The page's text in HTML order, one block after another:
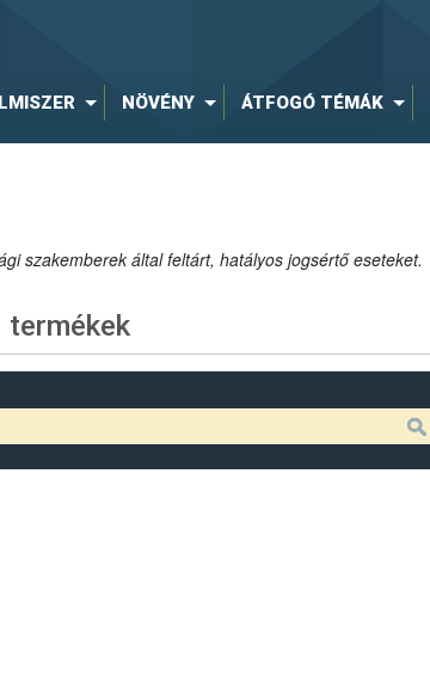
NÖVÉNY ÁTFOGÓ TÉMÁK
szakemberek által feltárt, hatályos jogsértő eseteket.